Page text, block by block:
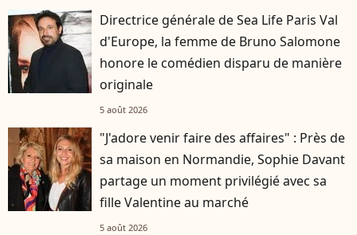
Directrice générale de Sea Life Paris Val
d'Europe, la femme de Bruno Salomone
honore le comédien disparu de manière
originale
5 août 2026
"J'adore venir faire des affaires" : Près de
sa maison en Normandie, Sophie Davant
partage un moment privilégié avec sa
fille Valentine au marché
5 août 2026